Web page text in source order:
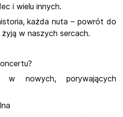
i wielu innych.
każda nuta – powrót do
w naszych sercach.
w nowych, porywających